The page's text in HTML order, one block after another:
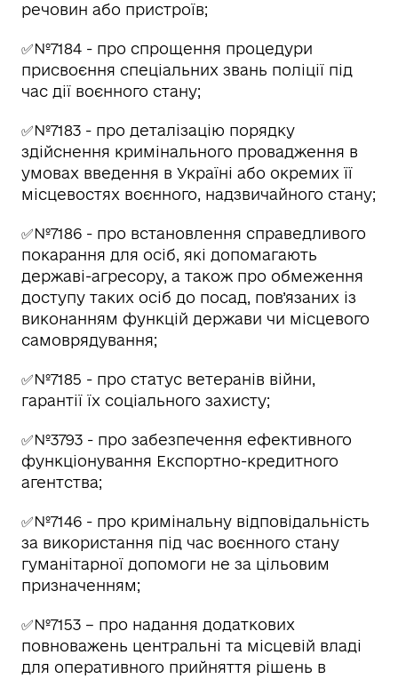
речовин або пристроїв;
✅№7184 - про спрощення процедури
присвоєння спеціальних звань поліції під
час дії воєнного стану;
✅№7183 - про деталізацію порядку
здійснення кримінального провадження в
умовах введення в Україні або окремих її
місцевостях воєнного, надзвичайного стану;
✅№7186 - про встановлення справедливого
покарання для осіб, які допомагають
державі-агресору, а також про обмеження
доступу таких осіб до посад, пов’язаних із
виконанням функцій держави чи місцевого
самоврядування;
✅№7185 - про статус ветеранів війни,
гарантії їх соціального захисту;
✅№3793 - про забезпечення ефективного
функціонування Експортно-кредитного
агентства;
✅№7146 - про кримінальну відповідальність
за використання під час воєнного стану
гуманітарної допомоги не за цільовим
призначенням;
✅№7153 – про надання додаткових
повноважень центральні та місцевій владі
для оперативного прийняття рішень в